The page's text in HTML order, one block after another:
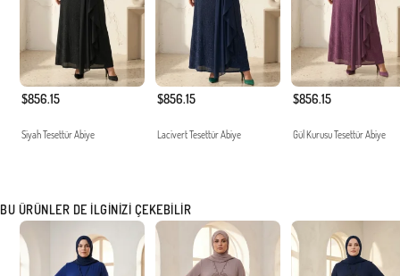
$856.15
Siyah Tesettür Abiye
$856.15
Lacivert Tesettür Abiye
$856.15
Gül Kurusu Tesettür Abiye
BU ÜRÜNLER DE İLGINIZI ÇEKEBILIR